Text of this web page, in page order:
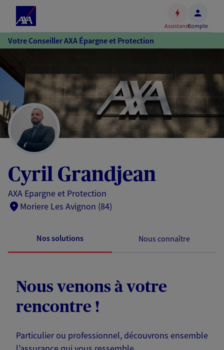
Accéder
au
Accéder
au
pied
de
page
AssistanceCompte
Votre Conseiller AXA Épargne et Protection
Cyril Grandjean
AXA Epargne et Protection
Moriere Les Avignon (84)
Nos solutions Nous connaître
Nous venons à votre
rencontre !
Particulier ou professionnel, découvrons ensemble